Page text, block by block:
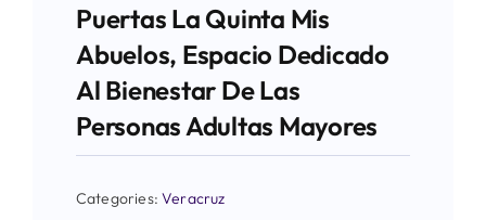
Puertas La Quinta Mis
Abuelos, Espacio Dedicado
Al Bienestar De Las
Personas Adultas Mayores
Categories:Veracruz